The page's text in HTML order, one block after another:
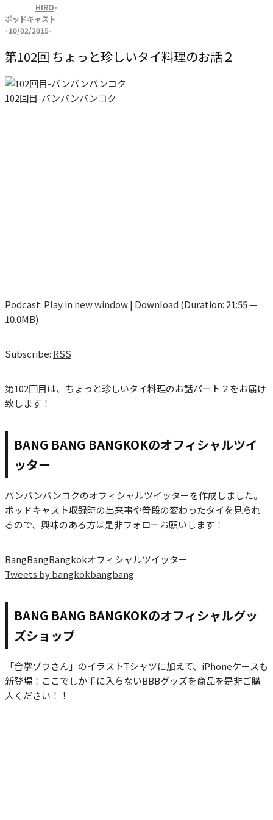
HIRO·
ポッドキャスト
·10/02/2015·
第102回 ちょっと珍しいタイ料理のお話２
102回目-バンバンバンコク
Podcast: Play in new window| Download (Duration: 21:55 —
10.0MB)
Subscribe: RSS
第102回目は、ちょっと珍しいタイ料理のお話パート２をお届け
致します！
BANG BANG BANGKOKのオフィシャルツイ
ッター
バンバンバンコクのオフィシャルツイッターを作成しました。
ポッドキャスト収録時の出来事や普段の変わったタイを見られ
るので、興味のある方は是非フォローお願いします！
BangBangBangkokオフィシャルツイッター
Tweets by bangkokbangbang
BANG BANG BANGKOKのオフィシャルグッ
ズショップ
「合掌ゾウさん」のイラストTシャツに加えて、iPhoneケースも
新登場！ここでしか手に入らないBBBグッズを商品を是非ご購
入ください！！